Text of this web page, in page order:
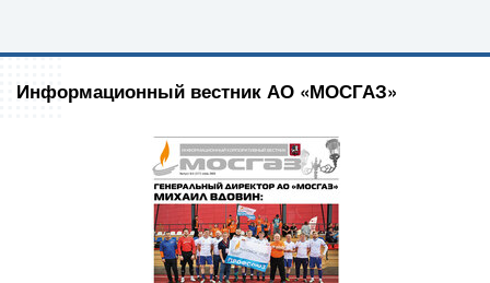
Информационный вестник АО «МОСГАЗ»